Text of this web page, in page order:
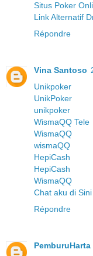
Situs Poker
Link Alternatif
Répondre
Vina Santoso
Unikpoker
UnikPoker
unikpoker
WismaQQ Tele
WismaQQ
wismaQQ
HepiCash
HepiCash
WismaQQ
Chat aku di Sini
Répondre
PemburuHarta